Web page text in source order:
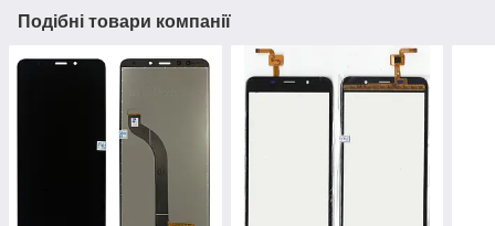
Подібні товари компанії